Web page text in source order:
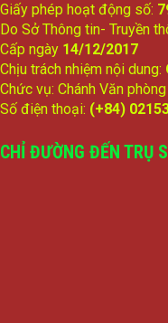
Giấy phép hoạt động số:
Do Sở Thông tin- Truyền
Cấp ngày 14/12/2017
Chịu trách nhiệm nội dung:
Chức vụ: Chánh Văn
Số điện thoại: (+84)
CHỈ ĐƯỜNG ĐẾN TRỤ